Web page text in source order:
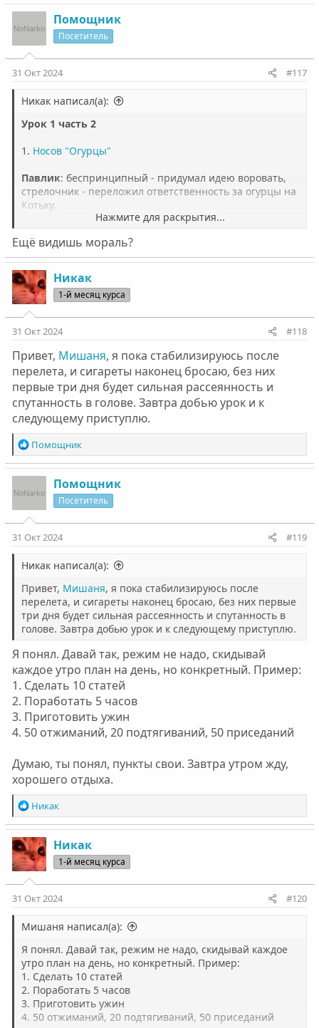
Помощник
Посетитель
31 Окт 2024 #117
Никак написал(а):
Урок 1 часть 2
1. Носов "Огурцы"
Павлик: беспринципный - придумал идею воровать,
стрелочник - переложил ответственность за огурцы на
Котьку.
с Павликом, а потом по желанию Павлика забрал
огурцы, отходчивый - вернул огурцы Сторожу, добрый -
хотел порадовать Маму.
Сторож: справедливый - взял огурцы без нареканий
обратно, добрый - простил Котьку за проступок.
: авторитарная - в грубой форме сказала
исправить ошибки Котьке,
Мораль
: мораль заключается в том, что воровство -
это воровство, вне зависимости от того, что было
украдено. Воровать - плохо. Воспитывать ребенка
нужно правильно и с детства объяснять то, какие вещи
делать нельзя, Мама в этом случае в грубой форме
показала Котьке пример.
Нажмите для раскрытия...
Ещё видишь мораль?
Никак
1-й месяц курса
31 Окт 2024 #118
Привет, Мишаня, я пока стабилизируюсь после
перелета, и сигареты наконец бросаю, без них
первые три дня будет сильная рассеянность и
спутанность в голове. Завтра добью урок и к
следующему приступлю.
Р
е
а
ц
и
и
:
Помощник
Помощник
Посетитель
31 Окт 2024 #119
Никак написал(а):
Привет, Мишаня, я пока стабилизируюсь после
перелета, и сигареты наконец бросаю, без них первые
три дня будет сильная рассеянность и спутанность в
голове. Завтра добью урок и к следующему приступлю.
Я понял. Давай так, режим не надо, скидывай
каждое утро план на день, но конкретный. Пример:
1. Сделать 10 статей
2. Поработать 5 часов
3. Приготовить ужин
4. 50 отжиманий, 20 подтягиваний, 50 приседаний
Думаю, ты понял, пункты свои. Завтра утром жду,
хорошего отдыха.
Р
е
а
к
ц
и
и
:
Никак
Никак
1-й месяц курса
31 Окт 2024 #120
Мишаня написал(а):
Я понял. Давай так, режим не надо, скидывай каждое
утро план на день, но конкретный. Пример:
1. Сделать 10 статей
2. Поработать 5 часов
3. Приготовить ужин
4. 50 отжиманий, 20 подтягиваний, 50 приседаний